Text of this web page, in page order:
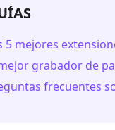
5 mejores
grabador de
frecuentes